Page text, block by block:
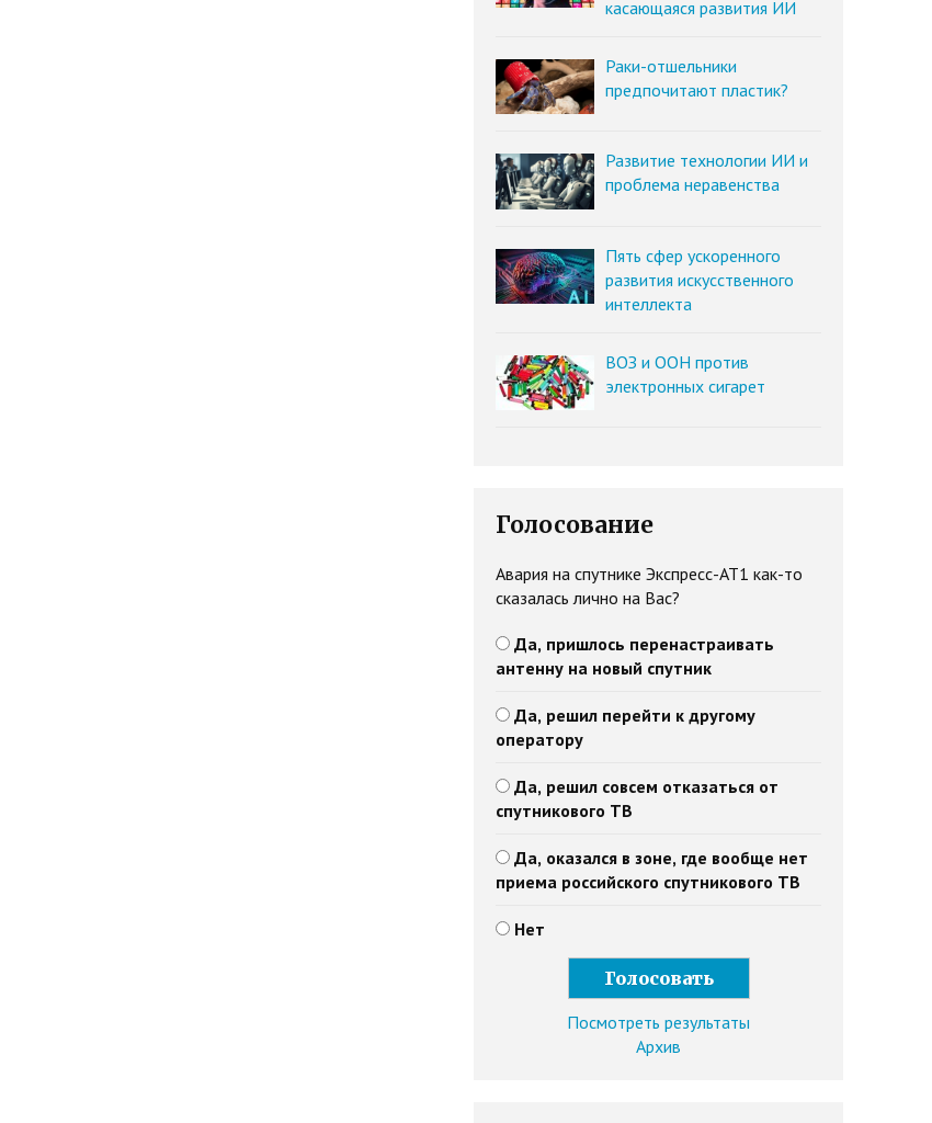
касающаяся развития ИИ
Раки-отшельники
предпочитают пластик?
Развитие технологии ИИ и
проблема неравенства
Пять сфер ускоренного
развития искусственного
интеллекта
ВОЗ и ООН против
электронных сигарет
Голосование
Авария на спутнике Экспресс-АТ1 как-то
сказалась лично на Вас?
Да, пришлось перенастраивать
антенну на новый спутник
Да, решил перейти к другому
оператору
Да, решил совсем отказаться от
спутникового ТВ
Да, оказался в зоне, где вообще нет
приема российского спутникового ТВ
Нет
Посмотреть результаты
Архив